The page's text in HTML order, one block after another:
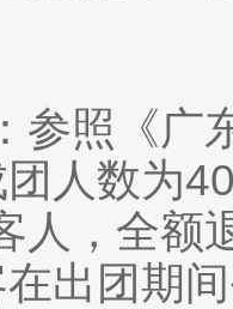
参照《广
人数为
人，全额
出团期